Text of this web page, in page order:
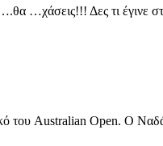
…χάσεις!!! Δες τι
του Australian Open. Ο